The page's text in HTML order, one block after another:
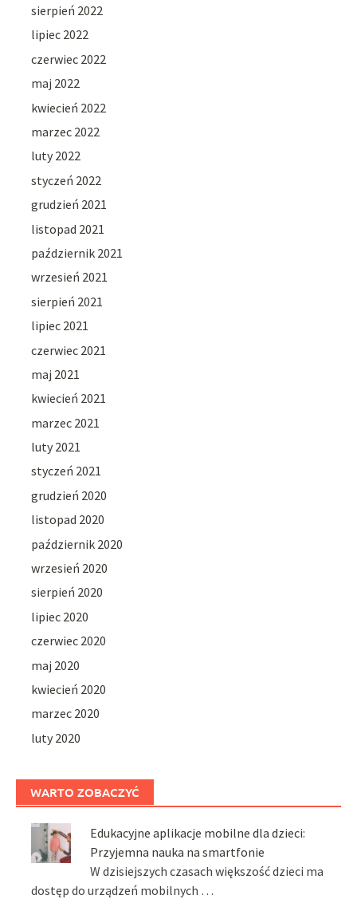
sierpień 2022
lipiec 2022
czerwiec 2022
maj 2022
kwiecień 2022
marzec 2022
luty 2022
styczeń 2022
grudzień 2021
listopad 2021
październik 2021
wrzesień 2021
sierpień 2021
lipiec 2021
czerwiec 2021
maj 2021
kwiecień 2021
marzec 2021
luty 2021
styczeń 2021
grudzień 2020
listopad 2020
październik 2020
wrzesień 2020
sierpień 2020
lipiec 2020
czerwiec 2020
maj 2020
kwiecień 2020
marzec 2020
luty 2020
WARTO ZOBACZYĆ
Edukacyjne aplikacje mobilne dla dzieci:
Przyjemna nauka na smartfonie
W dzisiejszych czasach większość dzieci ma
dostęp do urządzeń mobilnych …